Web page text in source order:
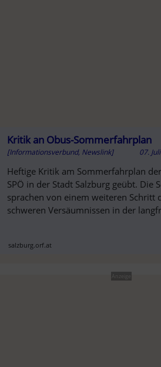
Kritik an Obus-Sommerfahrplan
[Informationsverbund, Newslink] 07.
Heftige Kritik am Sommerfahrplan
SPÖ in der Stadt Salzburg geübt. Die
sprachen von einem weiteren Schritt
schweren Versäumnissen in der
salzburg.orf.at
Anzeige